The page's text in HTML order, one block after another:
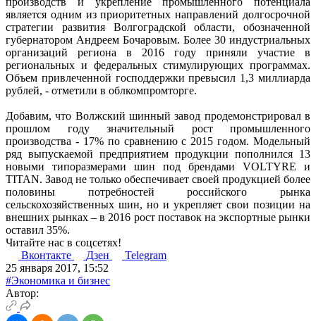
является одним из приоритетных направлений долгосрочной
стратегии развития Волгоградской области, обозначенной
губернатором Андреем Бочаровым. Более 30 индустриальных
организаций региона в 2016 году приняли участие в
региональных и федеральных стимулирующих программах.
Объем привлеченной господдержки превысил 1,3 миллиарда
рублей, - отметили в облкомпромторге.
Добавим, что Волжский шинный завод продемонстрировал в
прошлом году значительный рост промышленного
производства - 17% по сравнению с 2015 годом. Модельный
ряд выпускаемой предприятием продукции пополнился 13
новыми типоразмерами шин под брендами VOLTYRE и
TITAN. Завод не только обеспечивает своей продукцией более
половины потребностей российского рынка
сельскохозяйственных шин, но и укрепляет свои позиции на
внешних рынках – в 2016 рост поставок на экспортные рынки
оставил 35%.
Читайте нас в соцсетях!
Вконтакте
Дзен
Telegram
25 января 2017, 15:52
#Экономика и бизнес
Автор: